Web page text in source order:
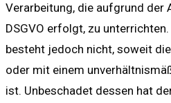
Verarbeitung, die aufgrund der
DSGVO erfolgt, zu
besteht jedoch nicht, soweit
oder mit einem
ist. Unbeschadet dessen hat